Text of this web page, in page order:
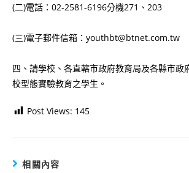
(二)電話：02-2581-6196分機271、203
(三)電子郵件信箱：youthbt@btnet.com.tw
四、請學校、各直轄市政府教育局及各縣市政
校型態實驗教育之學生。
Post Views: 145
相關內容